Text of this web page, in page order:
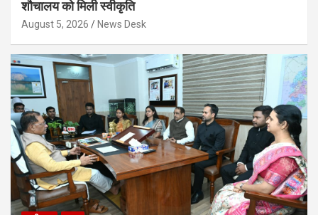
शौचालय को मिली स्वीकृति
August 5, 2026 News Desk